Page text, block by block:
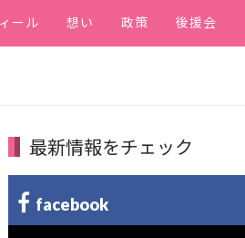
ール 想い 政策 後援会
最新情報をチェック
facebook